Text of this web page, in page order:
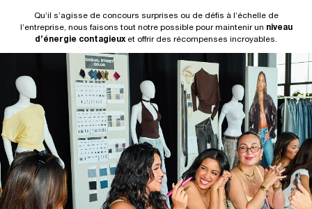
Qu’il s’agisse de concours surprises ou de défis à l’échelle de
l’entreprise, nous faisons tout notre possible pour maintenir un niveau
d’énergie contagieuxet offrir des récompenses incroyables.